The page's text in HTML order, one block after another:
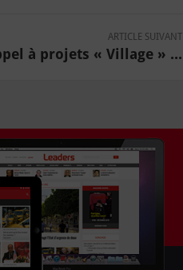
ARTICLE SUIVANT
à projets « Village » ...